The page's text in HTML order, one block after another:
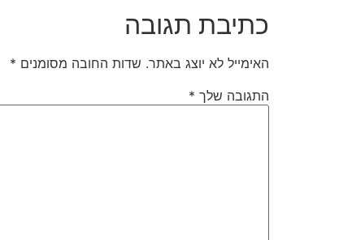
כתיבת תגובה
האימייל לא יוצג באתר. שדות החובה מסומנים *
התגובה שלך *